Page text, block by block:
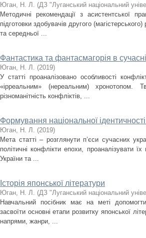
Юган, Н. Л. (ДЗ "Луганський національний
Методичні рекомендації з асистентської
підготовки здобувачів другого
та середньої ...
Фантастика та фантасмагорія в
Юган, Н. Л. (2019)
У статті проаналізовано особливості
«ірреальним» (нереальним) хронотопом.
різноманітність конфліктів, ...
Формування національної
Юган, Н. Л. (2019)
Мета статті – розглянути п’єси сучасних
політичні конфлікти епохи, проаналізувати
України та ...
Історія японської літератури
Юган, Н. Л. (ДЗ "Луганський національний
Навчальний посібник має на меті
засвоїти основні етапи розвитку японської
напрями, жанри, ...